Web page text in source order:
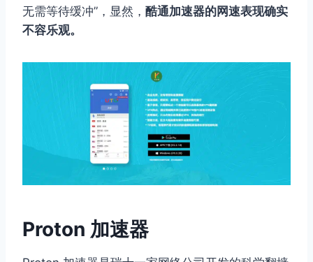
无需等待缓冲”，显然， 酷通加速器的网速表现确实
不容乐观。
Proton 加速器